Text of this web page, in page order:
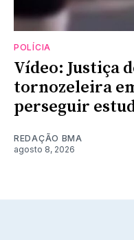
POLÍCIA
Vídeo: Justiça
tornozeleira
perseguir
REDAÇÃO BMA
agosto 8, 2026